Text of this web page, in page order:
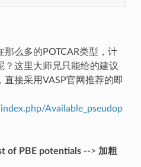
么多的POTCAR类型，计
？这里大师兄只能给的建议
接采用VASP官网推荐的即
Available_pseudop
of PBE potentials--> 加粗